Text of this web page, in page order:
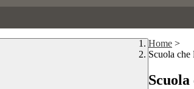
Home >
Scuola che